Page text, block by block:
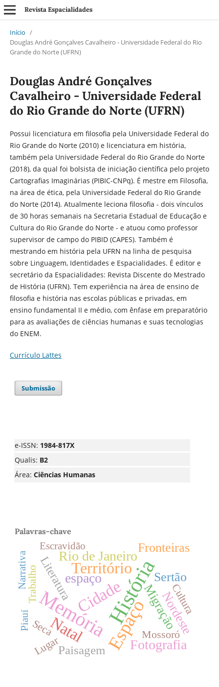
Revista Espacialidades
Início /
Douglas André Gonçalves Cavalheiro - Universidade Federal do Rio
Grande do Norte (UFRN)
Douglas André Gonçalves
Cavalheiro - Universidade Federal
do Rio Grande do Norte (UFRN)
Possui licenciatura em filosofia pela Universidade Federal do
Rio Grande do Norte (2010) e licenciatura em história,
também pela Universidade Federal do Rio Grande do Norte
(2018), da qual foi bolsista de iniciação científica pelo projeto
Cartografias Imaginárias (PIBIC-CNPq). É mestre em Filosofia,
na área de ética, pela Universidade Federal do Rio Grande
do Norte (2014). Atualmente leciona filosofia - dois vínculos
de 30 horas semanais na Secretaria Estadual de Educação e
Cultura do Rio Grande do Norte - e atuou como professor
supervisor de campo do PIBID (CAPES). Também é
mestrando em história pela UFRN na linha de pesquisa
sobre Linguagem, Identidades e Espacialidades. É editor e
secretário da Espacialidades: Revista Discente do Mestrado
de História (UFRN). Tem experiência na área de ensino de
filosofia e história nas escolas públicas e privadas, em
ensino fundamental II e médio, com ênfase em preparatório
para as avaliações de ciências humanas e suas tecnologias
do ENEM.
Currículo Lattes
Submissão
e-ISSN: 1984-817X
Qualis: B2
Área: Ciências Humanas
Palavras-chave
História
MemóriaEspaço
Cidade
Território
Natal Fotografia
Rio de Janeiro
espaço
Migração
Fronteiras
Sertão
Nordeste
Paisagem
Literatura
Trabalho
Seca Mossoró
Lugar
Cultura
Narrativa
Piauí
Escravidão